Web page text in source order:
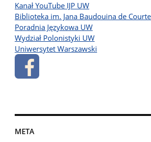
Kanał YouTube IJP UW
Biblioteka im. Jana Baudouina de
Poradnia Językowa UW
Wydział Polonistyki UW
Uniwersytet Warszawski
META